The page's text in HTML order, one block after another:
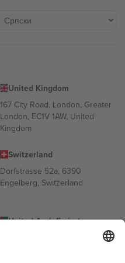
United Kingdom
167 City Road, London, Greater
London, EC1V 1AW, United
Kingdom
Switzerland
Dorfstrasse 52a, 6390
Engelberg, Switzerland
United Arab Emirates
UAE Dubai Silicon Oasis, DDP